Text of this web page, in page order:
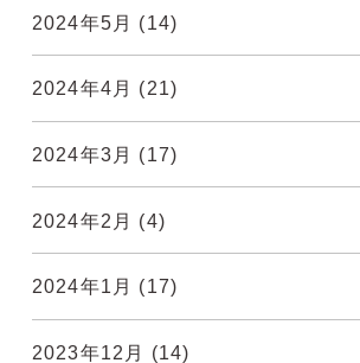
2024年5月 (14)
2024年4月 (21)
2024年3月 (17)
2024年2月 (4)
2024年1月 (17)
2023年12月 (14)